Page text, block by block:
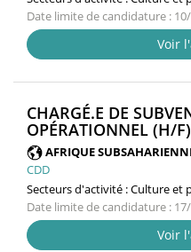
Date limite de candidature :
Voir
CHARGÉ.E DE
OPÉRATIONNEL (H/F)
AFRIQUE
CDD
Secteurs d'activité :Culture et
Date limite de candidature :
Voir